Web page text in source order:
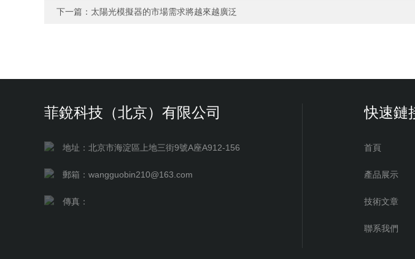
下一篇： 太陽光模擬器的市場需求將越來越廣泛
菲銳科技（北京）有限公司
地址：北京市海淀區上地三街9號A座A912-156
郵箱：wangguobin210@163.com
傳真：
快速鏈
首頁
產品展示
技術文章
聯系我們